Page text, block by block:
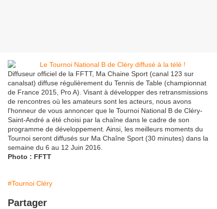
Diffuseur officiel de la FFTT, Ma Chaine Sport (canal 123 sur
canalsat) diffuse régulièrement du Tennis de Table (championnat
de France 2015, Pro A). Visant à développer des retransmissions
de rencontres où les amateurs sont les acteurs, nous avons
l'honneur de vous annoncer que le Tournoi National B de Cléry-
Saint-André a été choisi par la chaîne dans le cadre de son
programme de développement. Ainsi, les meilleurs moments du
Tournoi seront diffusés sur Ma Chaîne Sport (30 minutes) dans la
semaine du 6 au 12 Juin 2016.
Photo : FFTT
#Tournoi Cléry
Partager